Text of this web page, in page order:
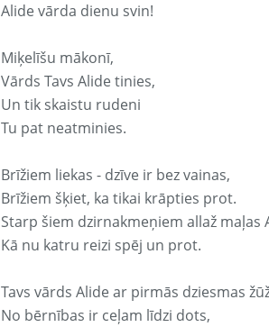
Alide vārda dienu svin!
Miķelīšu mākonī,
Vārds Tavs Alide tinies,
Un tik skaistu rudeni
Tu pat neatminies.
Brīžiem liekas - dzīve ir bez vainas,
Brīžiem šķiet, ka tikai krāpties prot.
Starp šiem dzirnakmeņiem allaž maļas
Kā nu katru reizi spēj un prot.
Tavs vārds Alide ar pirmās dziesmas
No bērnības ir ceļam līdzi dots,